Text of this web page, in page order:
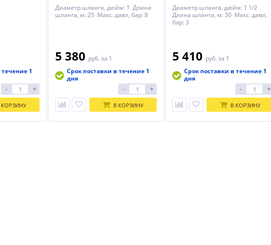
1
- +
КОРЗИНУ
Диаметр шланга, дюйм: 1 Длина
шланга, м: 25 Макс. давл, бар: 8
5 380 руб. за 1
Срок поставки в течение 1
дня
- +
В КОРЗИНУ
Диаметр шланга, дюйм: 1 1/2
Длина шланга, м: 30 Макс. давл,
бар: 3
5 410 руб. за 1
Срок поставки в течение 1
дня
- +
В КОРЗИНУ